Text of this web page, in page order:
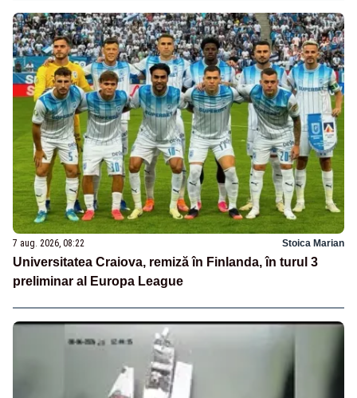
7 aug. 2026, 08:22 Stoica Marian
Universitatea Craiova, remiză în Finlanda, în turul 3
preliminar al Europa League